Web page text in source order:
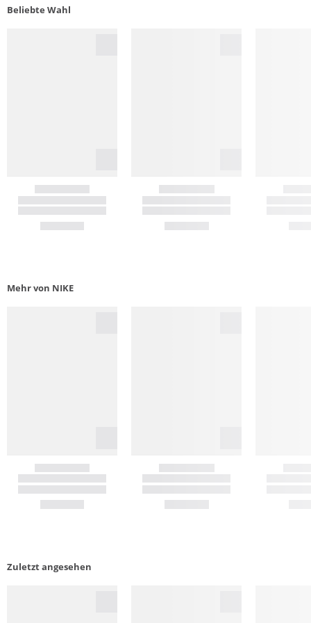
Beliebte Wahl
Mehr von NIKE
Zuletzt angesehen